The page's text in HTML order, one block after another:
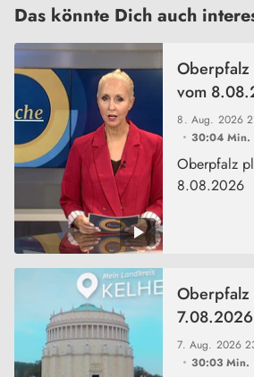
Das könnte Dich auch
8. Aug. 2026
30:04 Min.
Oberpfalz
vom
Oberpfalz
8.08.2026
7. Aug. 2026
30:03 Min.
Oberpfalz
7.08.2026